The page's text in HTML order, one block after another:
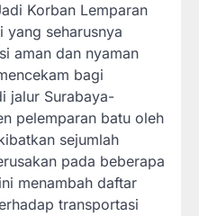
Korban Lemparan
yang seharusnya
aman dan nyaman
bagi
jalur Surabaya-
pelemparan batu oleh
sejumlah
pada beberapa
menambah daftar
transportasi